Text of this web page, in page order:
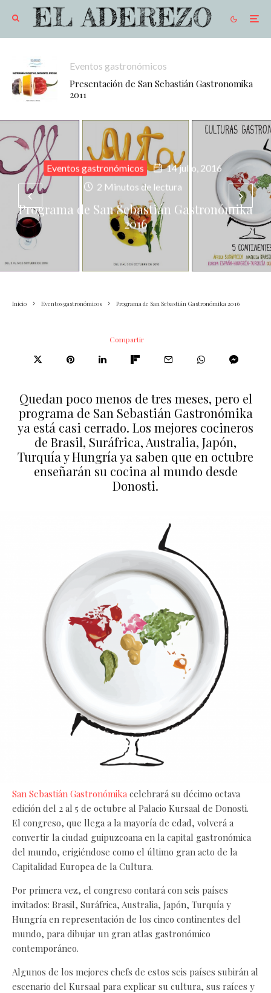
Eventos gastronómicos
Presentación de San Sebastián Gastronomika
2011
Eventos gastronómicos
14 julio, 2016
2 Minutos de lectura
Programa de San Sebastián Gastronómika
2016
Inicio Eventos gastronómicos Programa de San Sebastián Gastronómika 2016
Compartir
Quedan poco menos de tres meses, pero el
programa de San Sebastián Gastronómika
ya está casi cerrado. Los mejores cocineros
de Brasil, Suráfrica, Australia, Japón,
Turquía y Hungría ya saben que en octubre
enseñarán su cocina al mundo desde
Donosti.
San Sebastián Gastronómika celebrará su décimo octava
edición del 2 al 5 de octubre al Palacio Kursaal de Donosti.
El congreso, que llega a la mayoría de edad, volverá a
convertir la ciudad guipuzcoana en la capital gastronómica
del mundo, erigiéndose como el último gran acto de la
Capitalidad Europea de la Cultura.
Por primera vez, el congreso contará con seis países
invitados: Brasil, Suráfrica, Australia, Japón, Turquía y
Hungría en representación de los cinco continentes del
mundo, para dibujar un gran atlas gastronómico
contemporáneo.
Algunos de los mejores chefs de estos seis países subirán al
escenario del Kursaal para explicar su cultura, sus raíces y